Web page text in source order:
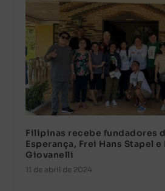
Filipinas recebe fundadores
Esperança, Frei Hans Stapel e
Giovanelli
11 de abril de 2024